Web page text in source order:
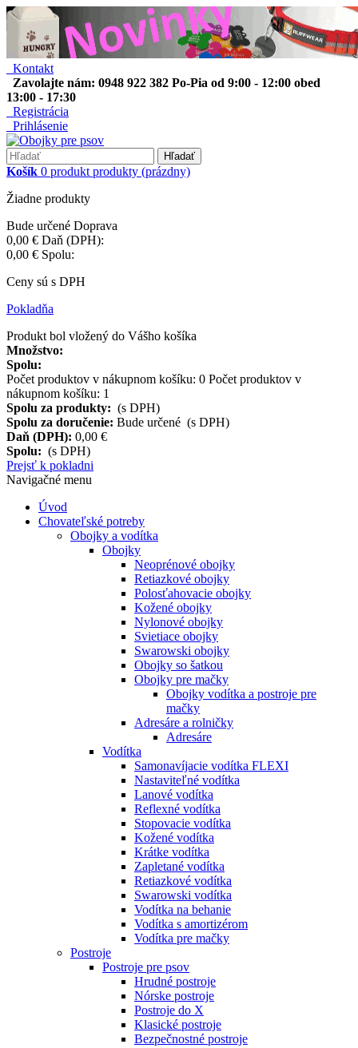
Kontakt
Zavolajte nám: 0948 922 382 Po-Pia od 9:00 - 12:00 obed
13:00 - 17:30
Registrácia
Prihlásenie
Hľadať
Košík 0 produkt produkty (prázdny)
Žiadne produkty
Bude určené Doprava
0,00 € Daň (DPH):
0,00 € Spolu:
Ceny sú s DPH
Pokladňa
Produkt bol vložený do Vášho košíka
Množstvo:
Spolu:
Počet produktov v nákupnom košíku: 0 Počet produktov v
nákupnom košíku: 1
Spolu za produkty: (s DPH)
Spolu za doručenie: Bude určené (s DPH)
Daň (DPH): 0,00 €
Spolu: (s DPH)
Prejsť k pokladni
Navigačné menu
Úvod
Chovateľské potreby
Obojky a vodítka
Obojky
Neoprénové obojky
Retiazkové obojky
Polosťahovacie obojky
Kožené obojky
Nylonové obojky
Svietiace obojky
Swarowski obojky
Obojky so šatkou
Obojky pre mačky
Obojky vodítka a postroje pre
mačky
Adresáre a rolničky
Adresáre
Vodítka
Samonavíjacie vodítka FLEXI
Nastaviteľné vodítka
Lanové vodítka
Reflexné vodítka
Stopovacie vodítka
Kožené vodítka
Krátke vodítka
Zapletané vodítka
Retiazkové vodítka
Swarowski vodítka
Vodítka na behanie
Vodítka s amortizérom
Vodítka pre mačky
Postroje
Postroje pre psov
Hrudné postroje
Nórske postroje
Postroje do X
Klasické postroje
Bezpečnostné postroje